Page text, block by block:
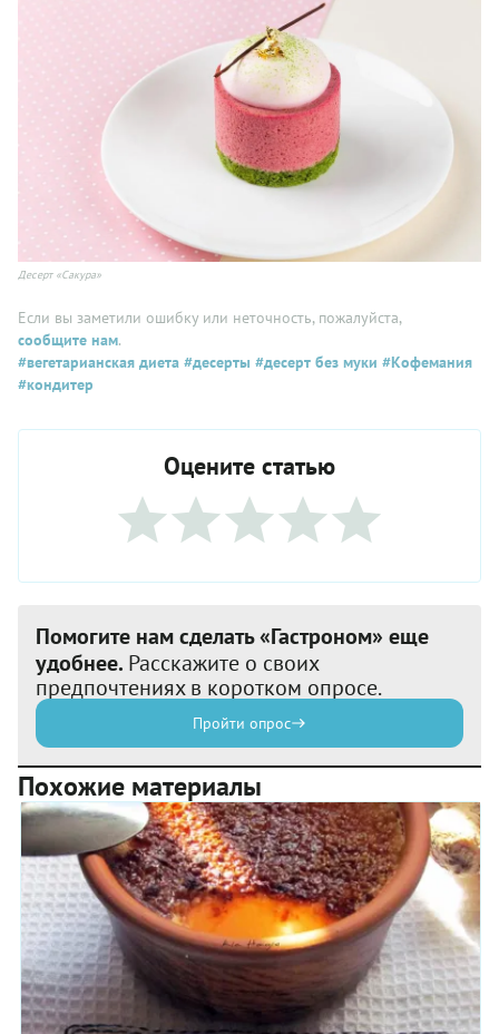
Десерт «Сакура»
Если вы заметили ошибку или неточность, пожалуйста,
сообщите нам.
#вегетарианская диета #десерты #десерт без муки #Кофемания
#кондитер
Оцените статью
Помогите нам сделать «Гастроном» еще
удобнее. Расскажите о своих
предпочтениях в коротком опросе.
Пройти опрос
Похожие материалы